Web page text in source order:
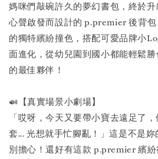
媽咪們敲碗許久的夢幻書包，終於
心聲啟發而設計的 p.premier 後背
的獨特繽紛撞色，搭配可愛品牌小
面進化，從幼兒園到國小都能輕鬆
的最佳夥伴！
🍛【真實場景小劇場】
「哎呀，今天又要帶小寶去遠足了
套... 光想就手忙腳亂！」這是不是妳
別擔心！還好有這款 p.premier 繽